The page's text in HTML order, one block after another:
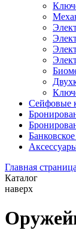
Сейфовые
Главная страница
Каталог
наверх